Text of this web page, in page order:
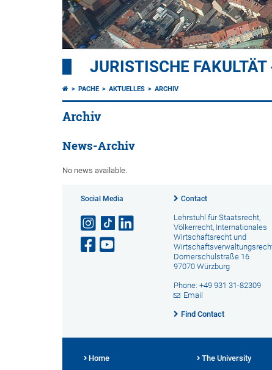
JURISTISCHE
PACHE AKTUELLES ARCHIV
Archiv
News-Archiv
No news available.
Social Media Contact
Lehrstuhl für Staatsrecht,
Völkerrecht, Internationales
Wirtschaftsrecht und
Domerschulstraße 16
97070 Würzburg
Phone: +49 931 31-82309
Email
Find Contact
Home The University